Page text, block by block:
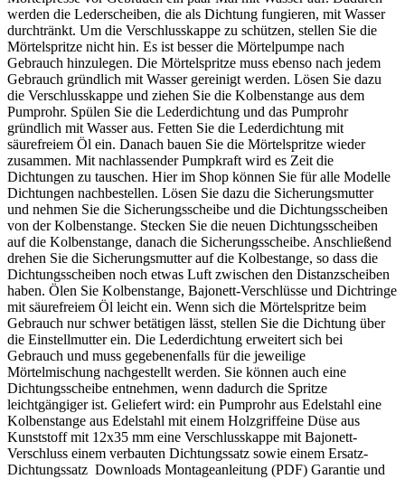
werden die Lederscheiben, die als Dichtung fungieren, mit Wasser
durchtränkt. Um die Verschlusskappe zu schützen, stellen Sie die
Mörtelspritze nicht hin. Es ist besser die Mörtelpumpe nach
Gebrauch hinzulegen. Die Mörtelspritze muss ebenso nach jedem
Gebrauch gründlich mit Wasser gereinigt werden. Lösen Sie dazu
die Verschlusskappe und ziehen Sie die Kolbenstange aus dem
Pumprohr. Spülen Sie die Lederdichtung und das Pumprohr
gründlich mit Wasser aus. Fetten Sie die Lederdichtung mit
säurefreiem Öl ein. Danach bauen Sie die Mörtelspritze wieder
zusammen. Mit nachlassender Pumpkraft wird es Zeit die
Dichtungen zu tauschen. Hier im Shop können Sie für alle Modelle
Dichtungen nachbestellen. Lösen Sie dazu die Sicherungsmutter
und nehmen Sie die Sicherungsscheibe und die Dichtungsscheiben
von der Kolbenstange. Stecken Sie die neuen Dichtungsscheiben
auf die Kolbenstange, danach die Sicherungsscheibe. Anschließend
drehen Sie die Sicherungsmutter auf die Kolbestange, so dass die
Dichtungsscheiben noch etwas Luft zwischen den Distanzscheiben
haben. Ölen Sie Kolbenstange, Bajonett-Verschlüsse und Dichtringe
mit säurefreiem Öl leicht ein. Wenn sich die Mörtelspritze beim
Gebrauch nur schwer betätigen lässt, stellen Sie die Dichtung über
die Einstellmutter ein. Die Lederdichtung erweitert sich bei
Gebrauch und muss gegebenenfalls für die jeweilige
Mörtelmischung nachgestellt werden. Sie können auch eine
Dichtungsscheibe entnehmen, wenn dadurch die Spritze
leichtgängiger ist. Geliefert wird: ein Pumprohr aus Edelstahl eine
Kolbenstange aus Edelstahl mit einem Holzgriffeine Düse aus
Kunststoff mit 12x35 mm eine Verschlusskappe mit Bajonett-
Verschluss einem verbauten Dichtungssatz sowie einem Ersatz-
Dichtungssatz Downloads Montageanleitung (PDF) Garantie und